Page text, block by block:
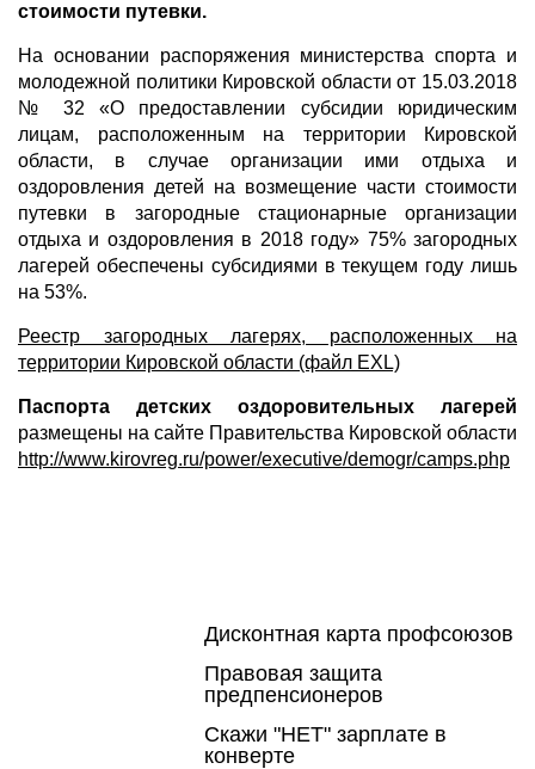
стоимости путевки.
На основании распоряжения министерства спорта и
молодежной политики Кировской области от 15.03.2018
№ 32 «О предоставлении субсидии юридическим
лицам, расположенным на территории Кировской
области, в случае организации ими отдыха и
оздоровления детей на возмещение части стоимости
путевки в загородные стационарные организации
отдыха и оздоровления в 2018 году» 75% загородных
лагерей обеспечены субсидиями в текущем году лишь
на 53%.
Реестр загородных лагерях, расположенных на
территории Кировской области (файл EXL)
Паспорта детских оздоровительных лагерей
размещены на сайте Правительства Кировской области
http://www.kirovreg.ru/power/executive/demogr/camps.php
Дисконтная карта профсоюзов
Правовая защита
предпенсионеров
Скажи "НЕТ" зарплате в
конверте